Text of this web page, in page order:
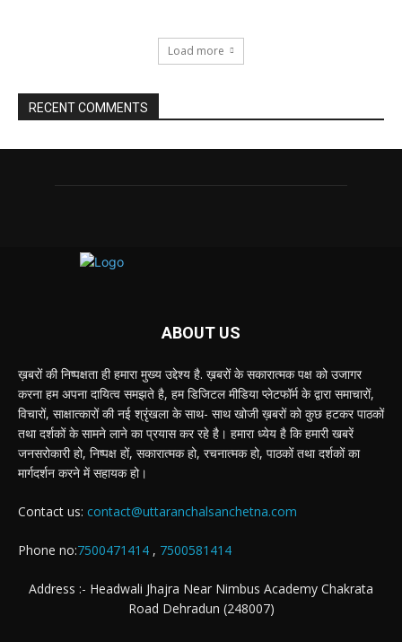
Load more
RECENT COMMENTS
ABOUT US
ख़बरों की निष्पक्षता ही हमारा मुख्य उद्देश्य है. ख़बरों के सकारात्मक पक्ष को उजागर
करना हम अपना दायित्व समझते है, हम डिजिटल मीडिया प्लेटफॉर्म के द्वारा समाचारों,
विचारों, साक्षात्कारों की नई श्रृंखला के साथ- साथ खोजी ख़बरों को कुछ हटकर पाठकों
तथा दर्शकों के सामने लाने का प्रयास कर रहे है। हमारा ध्येय है कि हमारी खबरें
जनसरोकारी हो, निष्पक्ष हों, सकारात्मक हो, रचनात्मक हो, पाठकों तथा दर्शकों का
मार्गदर्शन करने में सहायक हो।
Contact us: contact@uttaranchalsanchetna.com
Phone no:7500471414 , 7500581414
Address :- Headwali Jhajra Near Nimbus Academy Chakrata
Road Dehradun (248007)